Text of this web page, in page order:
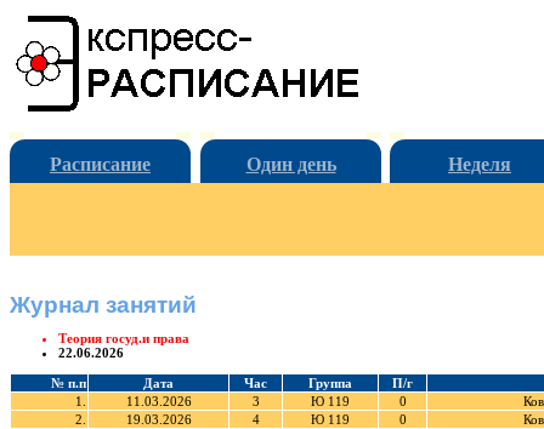
Расписание Один день Неделя
Журнал занятий
Теория госуд.и права
22.06.2026
№ п.п Дата Час Группа
П/г
1.
11.03.2026 3 Ю 119 0
2.
19.03.2026 4 Ю 119 0